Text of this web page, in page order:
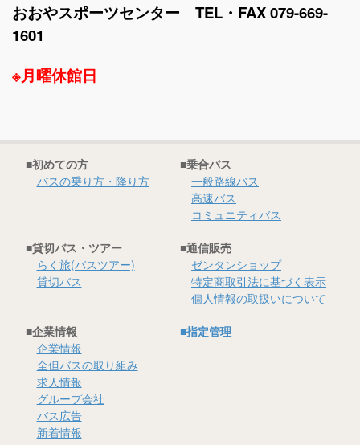
おおやスポーツセンター TEL・FAX 079-669-
1601
※月曜休館日
■初めての方
バスの乗り方・降り方
■乗合バス
一般路線バス
高速バス
コミュニティバス
■貸切バス・ツアー
らく旅(バスツアー)
貸切バス
■通信販売
ゼンタンショップ
特定商取引法に基づく表示
個人情報の取扱いについて
■企業情報
企業情報
全但バスの取り組み
求人情報
グループ会社
バス広告
新着情報
■指定管理